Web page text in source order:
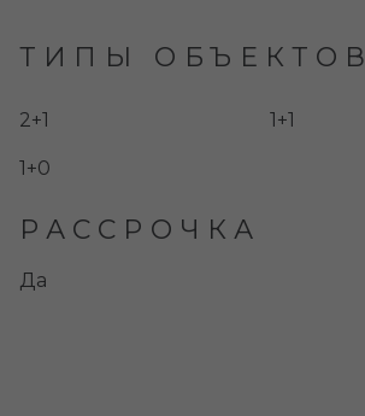
ТИПЫ ОБЪЕКТОВ
2+1 1+1
1+0
РАССРОЧКА
Да